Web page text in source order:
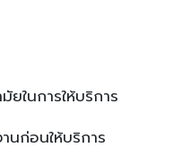
ในการให้บริการ
นก่อนให้บริการ